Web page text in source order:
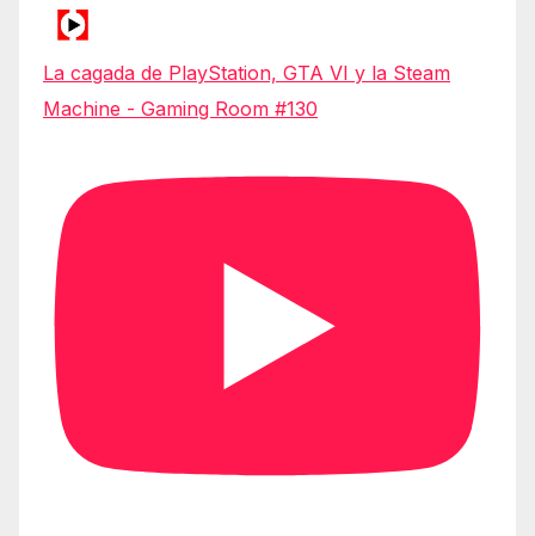
La cagada de PlayStation, GTA VI y la Steam
Machine - Gaming Room #130